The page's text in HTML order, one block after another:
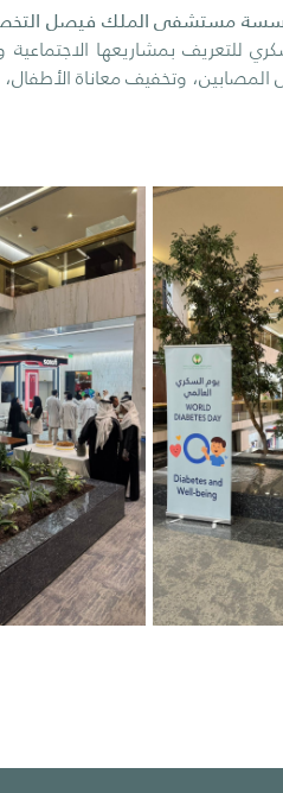
مستشفى الملك فيصل
للتعريف بمشاريعها
المصابين، وتخفيف معاناة